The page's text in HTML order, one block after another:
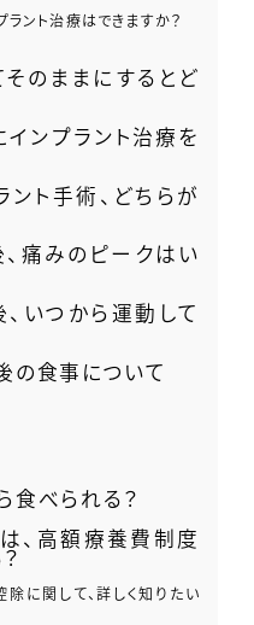
ント治療はできますか？
のままにするとど
ンプラント治療を
ト手術、どちらが
痛みのピークはい
いつから運動して
の食事について
食べられる？
、高額療養費制度
に関して、詳しく知りたい